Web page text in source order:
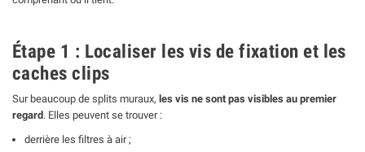
Étape 1 : Localiser les vis de fixation et les
caches clips
Sur beaucoup de splits muraux, les vis ne sont pas visibles au premier
regard. Elles peuvent se trouver :
derrière les filtres à air ;